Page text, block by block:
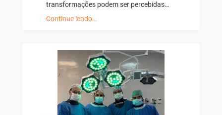
transformações podem ser percebidas…
Continue lendo…